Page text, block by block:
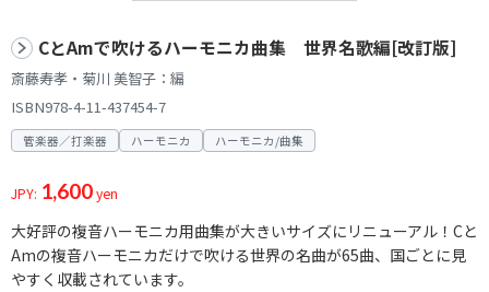
CとAmで吹けるハーモニカ曲集 世界名歌編[改訂版]
斎藤寿孝・菊川 美智子：編
ISBN978-4-11-437454-7
管楽器／打楽器 ハーモニカ ハーモニカ/曲集
JPY: 1,600yen
大好評の複音ハーモニカ用曲集が大きいサイズにリニューアル！Cと
Amの複音ハーモニカだけで吹ける世界の名曲が65曲、国ごとに見
やすく収載されています。